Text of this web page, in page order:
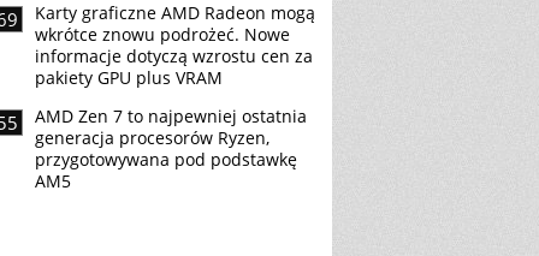
Karty graficzne AMD Radeon mogą
wkrótce znowu podrożeć. Nowe
informacje dotyczą wzrostu cen za
pakiety GPU plus VRAM
AMD Zen 7 to najpewniej ostatnia
generacja procesorów Ryzen,
przygotowywana pod podstawkę
AM5